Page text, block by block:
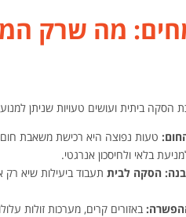
מה שרק
הסקה ביתית ועושים טעויות שניתן
בלאי ולחיסכון אנרגטי.
הסקה לבית תעבוד ביעילות שיא